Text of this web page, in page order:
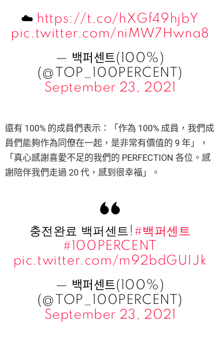
☁️ https://t.co/hXGf49hjbY
pic.twitter.com/niMW7Hwna8
— 백퍼센트(100%)
(@TOP_100PERCENT)
September 23, 2021
還有 100% 的成員們表示：「作為 100% 成員，我們成
員們能夠作為同僚在一起，是非常有價值的 9 年」，
「真心感謝喜愛不足的我們的 PERFECTION 各位。感
謝陪伴我們走過 20 代，感到很幸福」。
충전완료 백퍼센트! #백퍼센트
#100PERCENT
pic.twitter.com/m92bdGUIJk
— 백퍼센트(100%)
(@TOP_100PERCENT)
September 23, 2021